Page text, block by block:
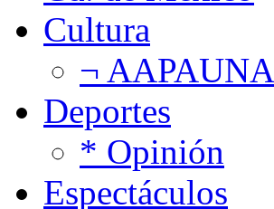
Cultura
¬
Deportes
* Opinión
Espectáculos